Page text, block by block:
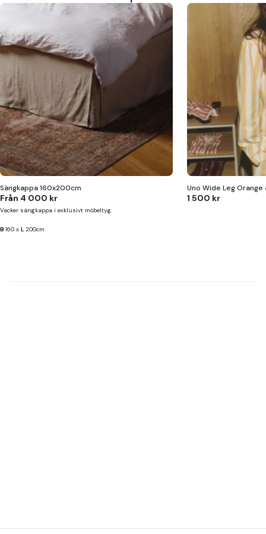
Sängkappa 160x200cm
Från 4 000 kr
Vacker sängkappa i exklusivt möbeltyg.
B 160 x L200cm
Uno Wide Leg Orange
1 500 kr